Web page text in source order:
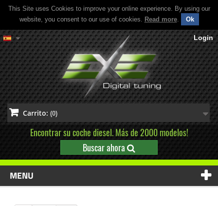
This Site uses Cookies to improve your online experience. By using our
website, you consent to our use of cookies. Read more. Ok
Login
Carrito: (0)
Encontrar su coche diesel. Más de 2000 modelos!
Buscar ahora
MENU